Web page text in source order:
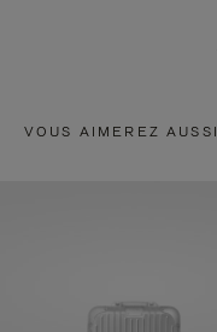
VOUS AIMEREZ AUSSI